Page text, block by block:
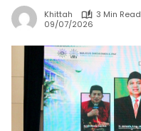
Khittah
3 Min Read
09/07/2026